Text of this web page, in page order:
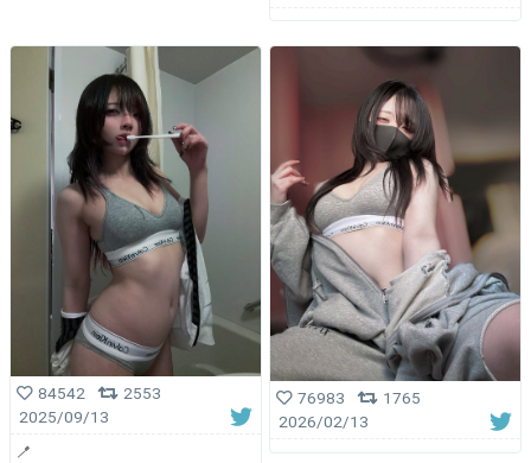
84542
2553
2025/09/13
🪥
76983
1765
2026/02/13